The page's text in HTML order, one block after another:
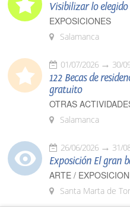
Visibilizar lo elegido
EXPOSICIONES
Salamanca
01/07/2026 30/
122 Becas de
gratuito
OTRAS
Salamanca
26/06/2026 31/
Exposición El gran
ARTE /
Santa Marta de